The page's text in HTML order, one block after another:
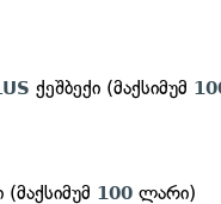
ქეშბექი (მაქსიმუმ
(მაქსიმუმ 100 ლარი)